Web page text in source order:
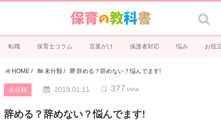
転職 保育士コラム 言葉がけ 保護者対応 悩み お役
HOME / 未分類 / 辞める？辞めない？悩んでます!
未分類 2019.01.11 377 view
辞める？辞めない？悩んでます!